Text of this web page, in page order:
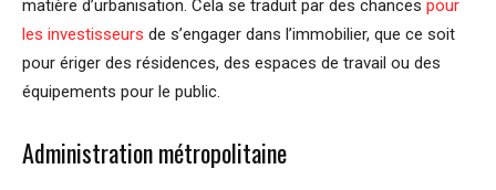
matière d’urbanisation. Cela se traduit par des chances pour
les investisseurs de s’engager dans l’immobilier, que ce soit
pour ériger des résidences, des espaces de travail ou des
équipements pour le public.
Administration métropolitaine